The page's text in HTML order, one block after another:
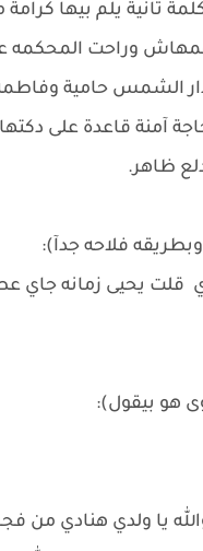
يلم بيها كرامة
وراحت
الشمس حامية
آمنة قاعدة على
ظاهر.
فلاحه جدآ):
قلت يحيى زمانه
هو بيقول):
يا ولدي هنادي من